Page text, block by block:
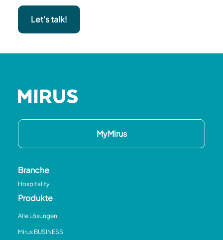
Let's talk!
MyMirus
Branche
Hospitality
Produkte
Alle Lösungen
Mirus BUSINESS